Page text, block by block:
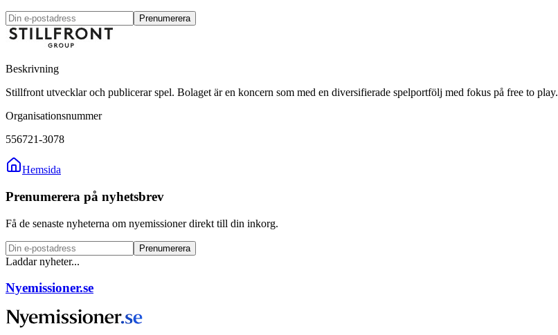
Prenumerera
Beskrivning
Stillfront utvecklar och publicerar spel. Bolaget är en koncern som med en diversifierade spelportfölj med fokus på free to play.
Organisationsnummer
556721-3078
Hemsida
Prenumerera på nyhetsbrev
Få de senaste nyheterna om nyemissioner direkt till din inkorg.
Prenumerera
Laddar nyheter...
Nyemissioner.se